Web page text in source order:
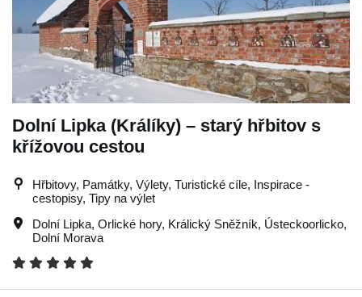
Dolní Lipka (Králíky) – starý hřbitov s
křížovou cestou
Hřbitovy, Památky, Výlety, Turistické cíle, Inspirace -
cestopisy, Tipy na výlet
Dolní Lipka, Orlické hory, Králický Sněžník, Ústeckoorlicko,
Dolní Morava